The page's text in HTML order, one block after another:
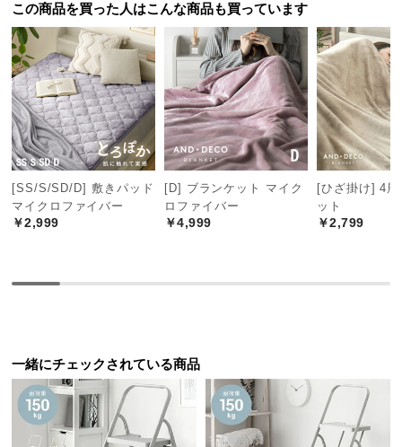
て
開
梱
設
置
サ
ー
ビ
ス
に
て
経
路
に
つ
すぐ届きました。
この商品を買った人はこんな商品も買っています
[SS/S/SD/D] 敷きパッド
マイクロファイバー
￥2,999
[D] ブランケット マイク
ロファイバー
￥4,999
[ひざ掛け] 4
ット
￥2,799
一緒にチェックされている商品